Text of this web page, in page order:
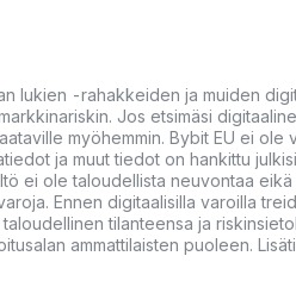
lukien -rahakkeiden ja muiden
Jos etsimäsi
myöhemmin. Bybit EU ei ole
ja muut tiedot on hankittu
ei ole taloudellista neuvontaa eikä
Ennen digitaalisilla varoilla
tilanteensa ja
ammattilaisten puoleen.